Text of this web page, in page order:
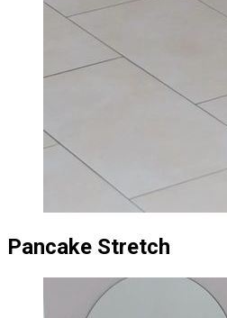
Pancake Stretch